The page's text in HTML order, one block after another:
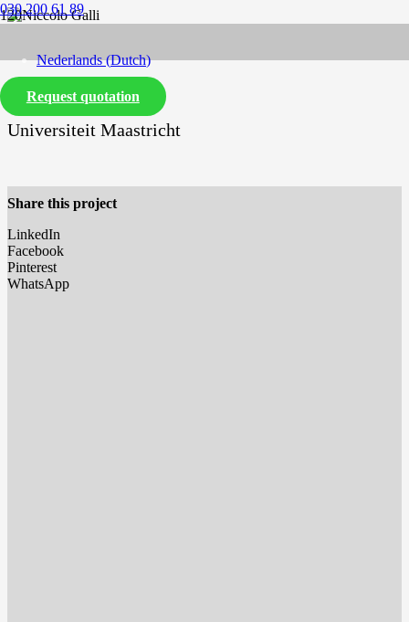
030 200 61 89
Nederlands(Dutch)
English
Request quotation
Universiteit Maastricht
Share this project
LinkedIn
Facebook
Pinterest
WhatsApp